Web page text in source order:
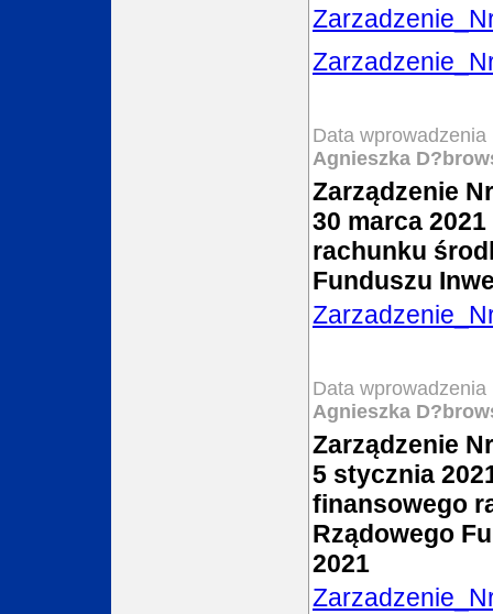
Data
Agnieszka
Zarządzenie
30 marca
rachunku
Funduszu
Data
Agnieszka
Zarządzenie
5 stycznia
finansowego
Rządowego
2021